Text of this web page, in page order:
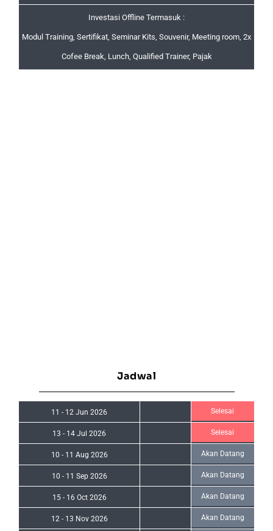
Investasi Offline Termasuk :
Modul Training, Sertifikat, Seminar Kits, Souvenir, Meeting room, 2x
Cofee Break, Lunch, Qualified Trainer, Pajak
Jadwal
11 - 12 Jun 2026 Selesai
13 - 14 Jul 2026 Selesai
10 - 11 Aug 2026 Akan Datang
10 - 11 Sep 2026 Akan Datang
15 - 16 Oct 2026 Akan Datang
12 - 13 Nov 2026 Akan Datang